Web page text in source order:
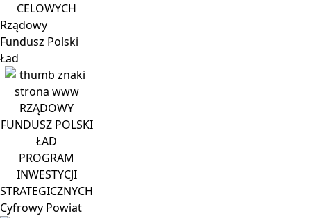
CELOWYCH
Rządowy
Fundusz Polski
Ład
RZĄDOWY
FUNDUSZ POLSKI
ŁAD
PROGRAM
INWESTYCJI
STRATEGICZNYCH
Cyfrowy Powiat